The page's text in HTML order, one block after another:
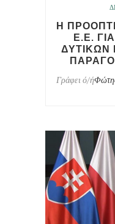
Η
Ε.Ε.
ΔΥΤΙΚΩΝ
Γράφει ό/ή